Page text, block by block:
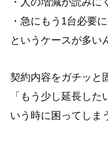
・人の増減が読みに
・急にもう1台必要
というケースが多い
契約内容をガチッと
「もう少し延長し
いう時に困ってしま